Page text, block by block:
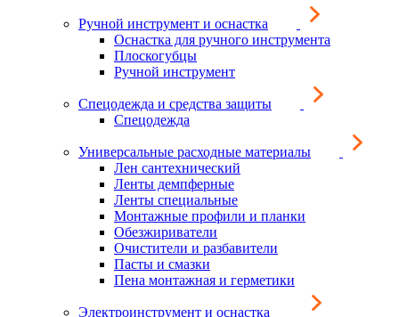
Ручной инструмент и оснастка
Оснастка для ручного инструмента
Плоскогубцы
Ручной инструмент
Спецодежда и средства защиты
Спецодежда
Универсальные расходные материалы
Лен сантехнический
Ленты демпферные
Ленты специальные
Монтажные профили и планки
Обезжириватели
Очистители и разбавители
Пасты и смазки
Пена монтажная и герметики
Электроинструмент и оснастка